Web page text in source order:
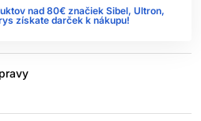
nad 80€ značiek Sibel, Ultron,
získate darček k nákupu!